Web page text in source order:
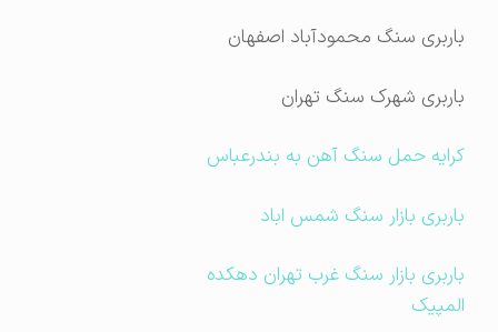
باربری سنگ محمودآباد اصفهان
باربری شهرک سنگ تهران
کرایه حمل سنگ آهن به بندرعباس
باربری بازار سنگ شمس اباد
باربری بازار سنگ غرب تهران دهکده
المپیک